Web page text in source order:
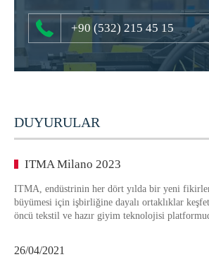
+90 (532) 215 45 15
DUYURULAR
ITMA Milano 2023
ITMA, endüstrinin her dört yılda bir yeni
büyümesi için işbirliğine dayalı ortaklıklar
öncü tekstil ve hazır giyim teknolojisi
26/04/2021